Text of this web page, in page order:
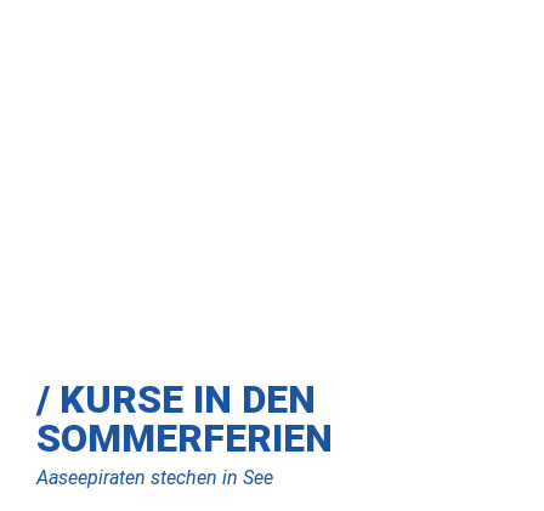
/ KURSE IN DEN
SOMMERFERIEN
Aaseepiraten stechen in See